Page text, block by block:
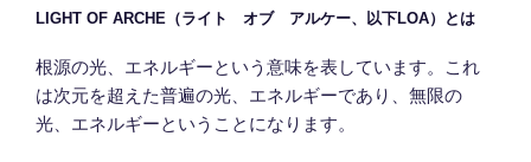
LIGHT OF ARCHE（ライト オブ アルケー、以下LOA）とは
根源の光、エネルギーという意味を表しています。これ
は次元を超えた普遍の光、エネルギーであり、無限の
光、エネルギーということになります。